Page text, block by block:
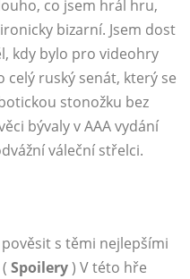
co jsem hrál hru,
bizarní. Jsem dost
kdy bylo pro videohry
celý ruský senát, který se
stonožku bez
bývaly v AAA vydání
váleční střelci.
s těmi nejlepšími
Spoilery) V této hře